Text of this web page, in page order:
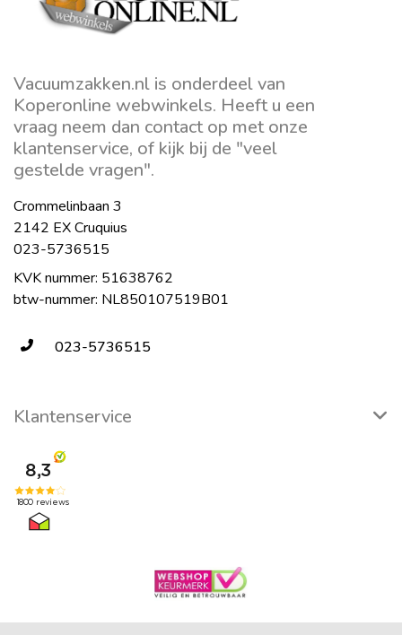
Vacuumzakken.nl is onderdeel van
Koperonline webwinkels. Heeft u een
vraag neem dan contact op met onze
klantenservice, of kijk bij de "veel
gestelde vragen".
Crommelinbaan 3
2142 EX Cruquius
023-5736515
KVK nummer: 51638762
btw-nummer: NL850107519B01
023-5736515
Klantenservice